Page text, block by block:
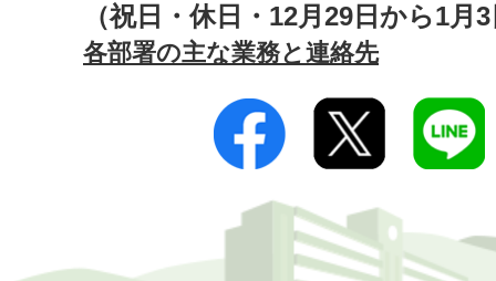
（祝日・休日・12月29日から1月
各部署の主な業務と連絡先